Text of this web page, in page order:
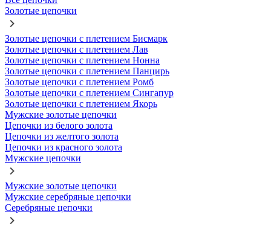
Золотые цепочки
Золотые цепочки с плетением Бисмарк
Золотые цепочки с плетением Лав
Золотые цепочки с плетением Нонна
Золотые цепочки с плетением Панцирь
Золотые цепочки с плетением Ромб
Золотые цепочки с плетением Сингапур
Золотые цепочки с плетением Якорь
Мужские золотые цепочки
Цепочки из белого золота
Цепочки из желтого золота
Цепочки из красного золота
Мужские цепочки
Мужские золотые цепочки
Мужские серебряные цепочки
Серебряные цепочки